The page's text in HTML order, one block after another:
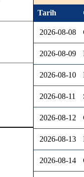
Tarih
2026-08-08
2026-08-09
2026-08-10
2026-08-11
2026-08-12
2026-08-13
2026-08-14